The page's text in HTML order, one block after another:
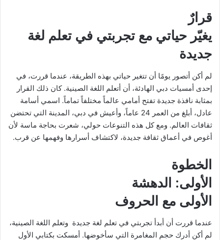
إ
ر
و
ن
ي
قرارٌ
يغيّر حياتي مع تجربتي في تعلم لغة
جديدة
لم أكن أتصور يومًا أن تتغير حياتي بهذه الطريقة، عندما قررت، في
إحدى أمسيات دبي الهادئة، أن أتعلم اللغة الصينية. كان ذلك القرار
بمثابة نافذة جديدة تفتح أمامي عالماً مختلفاً تماماً. اسمي أسامة
عادل، أبلغ من العمر 24 عاماً، وأعيش في دبي، المدينة التي تحتضن
ثقافات العالم. ومع كل هذه التنوعات حولي، شعرت بحاجة ماسة لأن
أغوص في أعماق ثقافة جديدة، لاكتشاف أسرارها وفهمها عن قرب.
الخطوة
الأولى: الدهشة
الأولى مع الحروف
عندما قررت أن أبدأ تجربتي في تعلم لغة جديدة وتعلم اللغة الصينية،
لم أكن أدرك حجم المغامرة التي سأخوضها. أمسكت بكتابي الأول